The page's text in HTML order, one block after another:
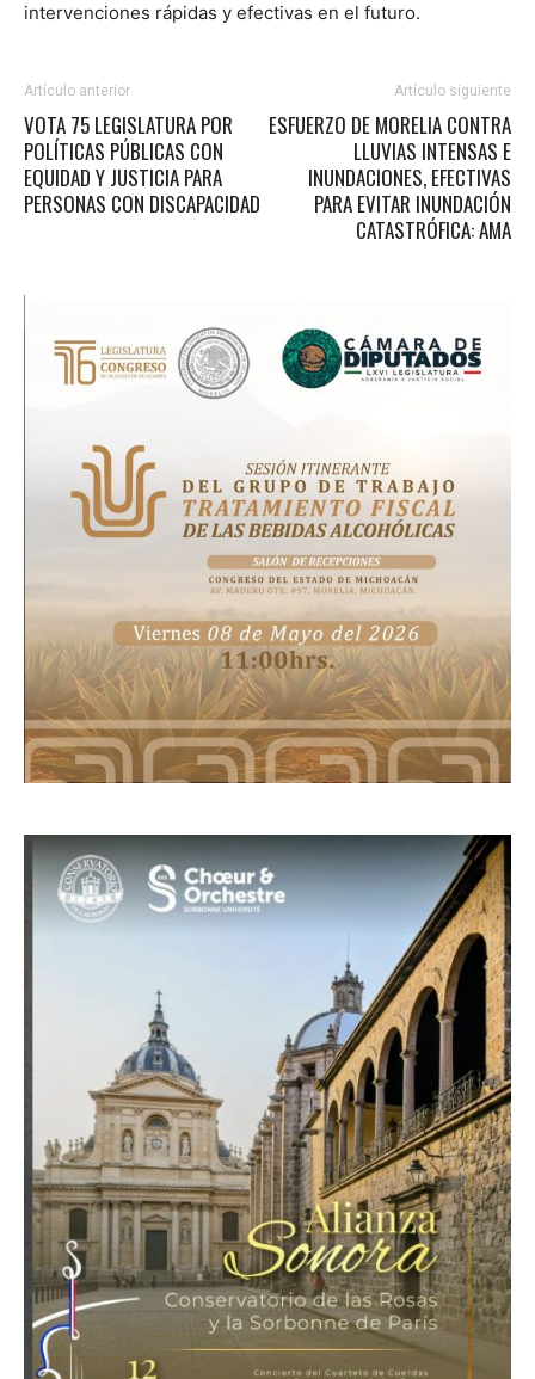
intervenciones rápidas y efectivas en el futuro.
Artículo anterior
VOTA 75 LEGISLATURA POR
POLÍTICAS PÚBLICAS CON
EQUIDAD Y JUSTICIA PARA
PERSONAS CON DISCAPACIDAD
Artículo siguiente
ESFUERZO DE MORELIA CONTRA
LLUVIAS INTENSAS E
INUNDACIONES, EFECTIVAS
PARA EVITAR INUNDACIÓN
CATASTRÓFICA: AMA